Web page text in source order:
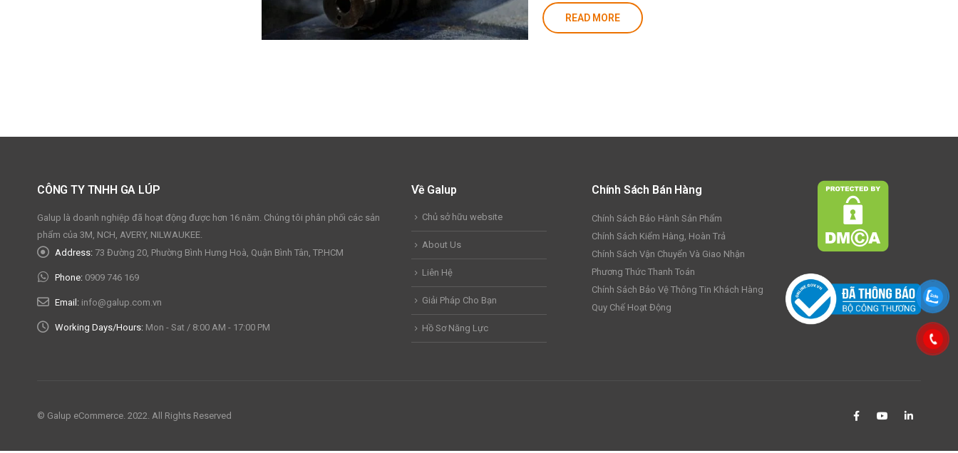
READ MORE
CÔNG TY TNHH GA LÚP
Galup là doanh nghiệp đã hoạt động được hơn 16 năm. Chúng tôi phân phối các sản
phẩm của 3M, NCH, AVERY, NILWAUKEE.
Address: 73 Đường 20, Phường Bình Hưng Hoà, Quận Bình Tân, TP.HCM
Phone: 0909 746 169
Email: info@galup.com.vn
Working Days/Hours: Mon - Sat / 8:00 AM - 17:00 PM
Về Galup
Chủ sở hữu website
About Us
Liên Hệ
Giải Pháp Cho Bạn
Hồ Sơ Năng Lực
Chính Sách Bán Hàng
Chính Sách Bảo Hành Sản Phẩm
Chính Sách Kiểm Hàng, Hoàn Trả
Chính Sách Vận Chuyển Và Giao Nhận
Phương Thức Thanh Toán
Chính Sách Bảo Vệ Thông Tin Khách Hàng
Quy Chế Hoạt Động
© Galup eCommerce. 2022. All Rights Reserved